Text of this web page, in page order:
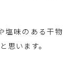
塩味のある干物
思います。